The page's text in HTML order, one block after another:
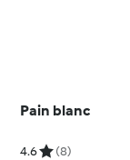
Pain blanc
4.6 (8)